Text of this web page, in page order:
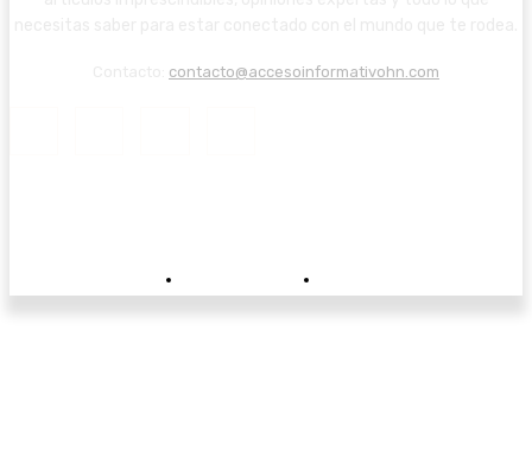
contacto@accesoinformativohn.com